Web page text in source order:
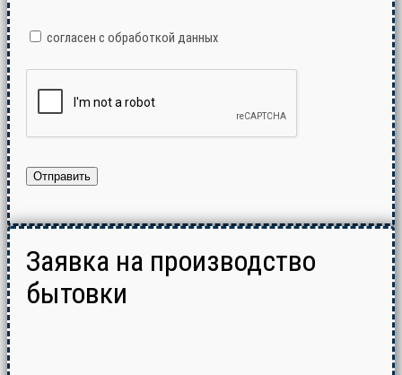
согласен с обработкой данных
Заявка на производство
бытовки